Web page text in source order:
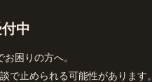
中
困りの方へ。
で止められる可能性があります。